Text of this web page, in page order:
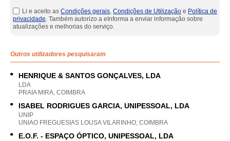
Li e aceito as Condições gerais, Condições de Utilização e Política de
privacidade. Também autorizo a eInforma a enviar informação sobre
atualizações e melhorias do serviço.
Outros utilizadores pesquisaram
HENRIQUE & SANTOS GONÇALVES, LDA
LDA
PRAIA MIRA, COIMBRA
ISABEL RODRIGUES GARCIA, UNIPESSOAL, LDA
UNIP
UNIAO FREGUESIAS LOUSA VILARINHO, COIMBRA
E.O.F. - ESPAÇO ÓPTICO, UNIPESSOAL, LDA